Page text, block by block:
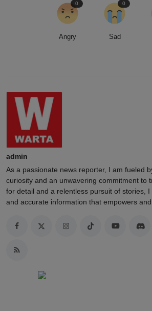
Angry
0
Sad
0
admin
As a passionate news reporter, I am fueled
curiosity and an unwavering commitment to
for detail and a relentless pursuit of stories,
and accurate information that empowers